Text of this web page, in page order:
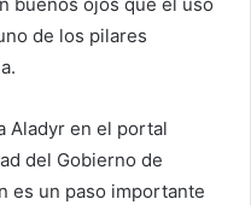
buenos ojos que el uso
de los pilares
Aladyr en el portal
del Gobierno de
es un paso importante